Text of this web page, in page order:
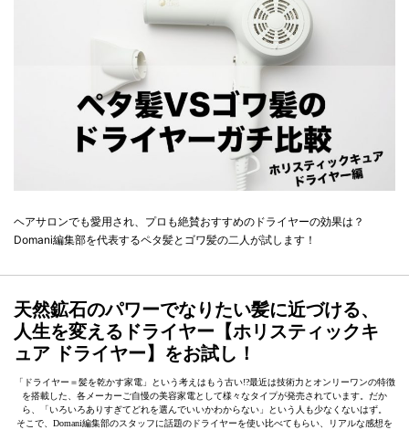
ヘアサロンでも愛用され、プロも絶賛おすすめのドライヤーの効果は？
Domani編集部を代表するペタ髪とゴワ髪の二人が試します！
天然鉱石のパワーでなりたい髪に近づける、
人生を変えるドライヤー【ホリスティックキ
ュア ドライヤー】をお試し！
「ドライヤー＝髪を乾かす家電」という考えはもう古い!?最近は技術力とオンリーワンの特徴
を搭載した、各メーカーご自慢の美容家電として様々なタイプが発売されています。だか
ら、「いろいろありすぎてどれを選んでいいかわからない」という人も少なくないはず。
そこで、Domani編集部のスタッフに話題のドライヤーを使い比べてもらい、リアルな感想を